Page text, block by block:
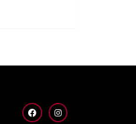
FACEBOOKINSTAGRAM